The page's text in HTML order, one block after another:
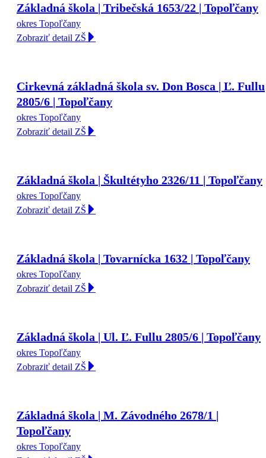
Základná škola | Tribečská 1653/22 | Topoľčany
okres Topoľčany
Zobraziť detail ZŠ
Cirkevná základná škola sv. Don Bosca | Ľ. Fullu
2805/6 | Topoľčany
okres Topoľčany
Zobraziť detail ZŠ
Základná škola | Škultétyho 2326/11 | Topoľčany
okres Topoľčany
Zobraziť detail ZŠ
Základná škola | Tovarnícka 1632 | Topoľčany
okres Topoľčany
Zobraziť detail ZŠ
Základná škola | Ul. Ľ. Fullu 2805/6 | Topoľčany
okres Topoľčany
Zobraziť detail ZŠ
Základná škola | M. Závodného 2678/1 |
Topoľčany
okres Topoľčany